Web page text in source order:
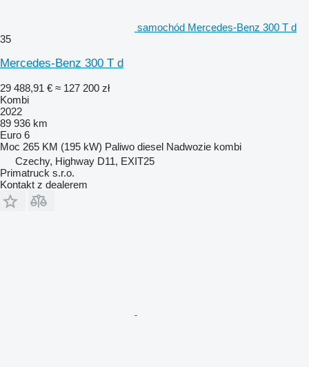
samochód Mercedes-Benz 300 T d
35
Mercedes-Benz 300 T d
29 488,91 € ≈ 127 200 zł
Kombi
2022
89 936 km
Euro 6
Moc 265 KM (195 kW) Paliwo diesel Nadwozie kombi
Czechy, Highway D11, EXIT25
Primatruck s.r.o.
Kontakt z dealerem